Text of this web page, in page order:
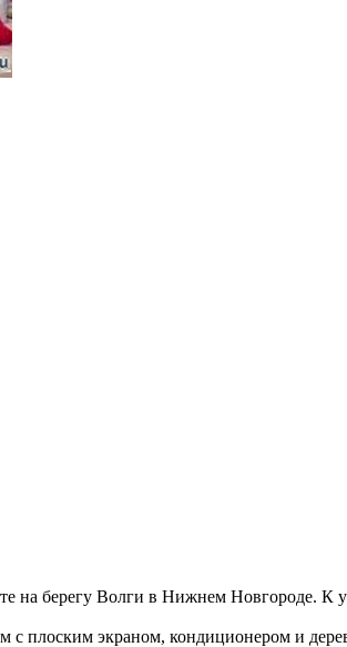
на берегу Волги в Нижнем Новгороде. К
с плоским экраном, кондиционером и